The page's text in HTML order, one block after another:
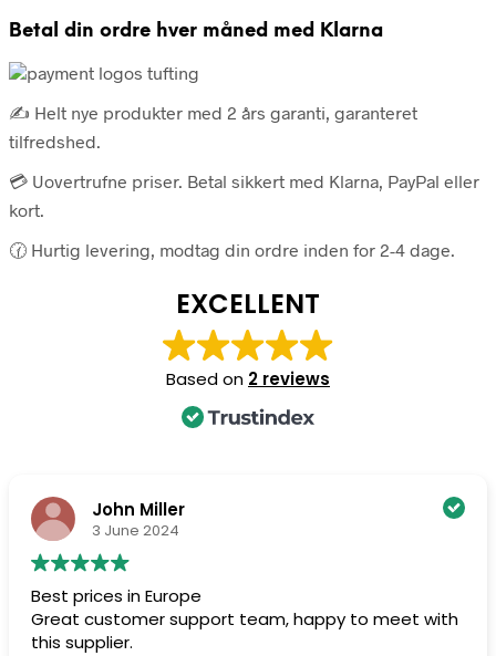
antal
Betal din ordre hver måned med Klarna
✍️ Helt nye produkter med 2 års garanti, garanteret
tilfredshed.
💳 Uovertrufne priser. Betal sikkert med Klarna, PayPal eller
kort.
🕜 Hurtig levering, modtag din ordre inden for 2-4 dage.
EXCELLENT
Based on 2 reviews
John Miller
3 June 2024
Best prices in Europe
Great customer support team, happy to meet with
this supplier.